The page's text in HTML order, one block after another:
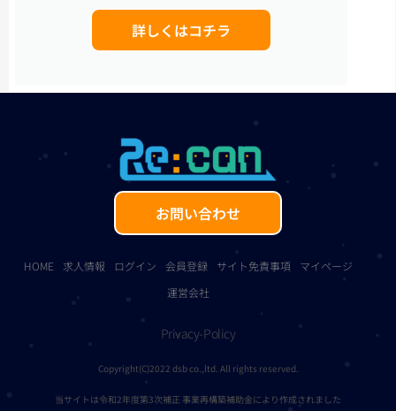
詳しくはコチラ
お問い合わせ
HOME 求人情報 ログイン 会員登録 サイト免責事項
マイページ
運営会社
Privacy-Policy
Copyright(C)2022 dsb co.,ltd. All rights reserved.
当サイトは令和2年度第3次補正 事業再構築補助金により作成されました